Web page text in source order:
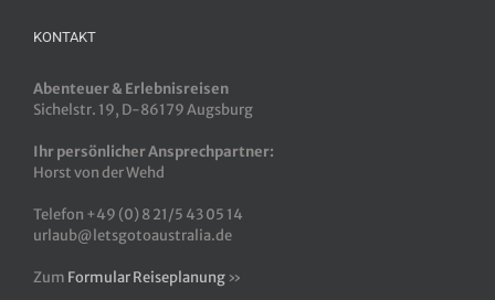
KONTAKT
Abenteuer & Erlebnisreisen
Sichelstr. 19, D-86179 Augsburg
Ihr persönlicher Ansprechpartner:
Horst von der Wehd
Telefon +49 (0) 8 21/5 43 05 14
urlaub@letsgotoaustralia.de
Zum Formular Reiseplanung »